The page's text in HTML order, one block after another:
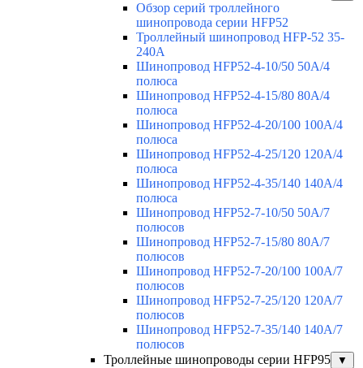
Обзор серий троллейного
шинопровода серии HFP52
Троллейный шинопровод HFP-52 35-
240А
Шинопровод HFP52-4-10/50 50A/4
полюса
Шинопровод HFP52-4-15/80 80A/4
полюса
Шинопровод HFP52-4-20/100 100А/4
полюса
Шинопровод HFP52-4-25/120 120А/4
полюса
Шинопровод HFP52-4-35/140 140А/4
полюса
Шинопровод HFP52-7-10/50 50А/7
полюсов
Шинопровод HFP52-7-15/80 80А/7
полюсов
Шинопровод HFP52-7-20/100 100А/7
полюсов
Шинопровод HFP52-7-25/120 120А/7
полюсов
Шинопровод HFP52-7-35/140 140А/7
полюсов
Троллейные шинопроводы серии HFP95
▼